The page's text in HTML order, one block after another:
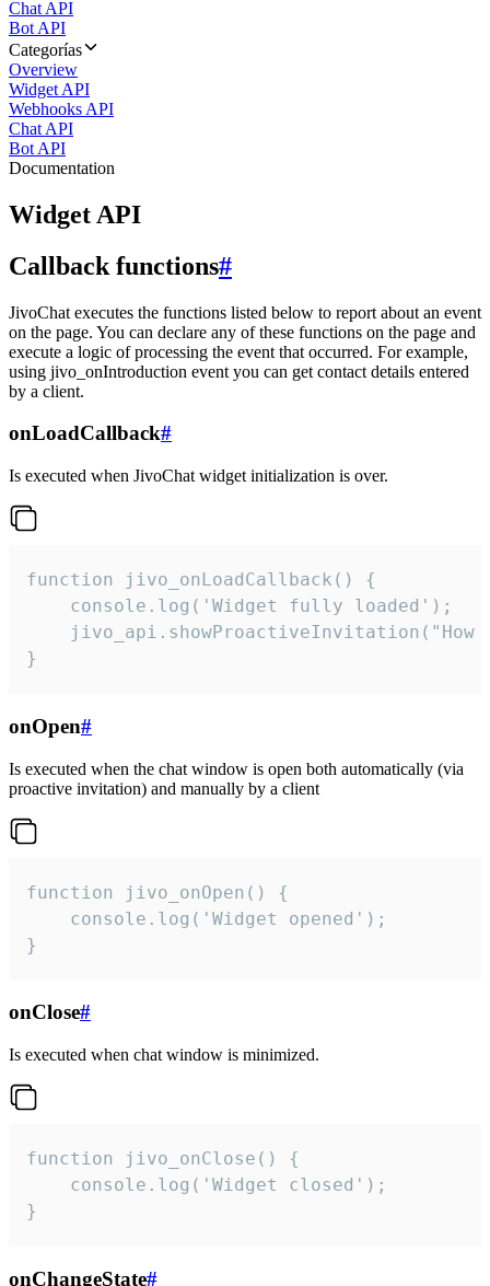
Chat API
Bot API
Categorías
Overview
Widget API
Webhooks API
Chat API
Bot API
Documentation
Widget API
Callback functions#
JivoChat executes the functions listed below to report about an event
on the page. You can declare any of these functions on the page and
execute a logic of processing the event that occurred. For example,
using jivo_onIntroduction event you can get contact details entered
by a client.
onLoadCallback#
Is executed when JivoChat widget initialization is over.
function jivo_onLoadCallback() {
    console.log('Widget fully loaded');
jivo_api.showProactiveInvitation("How
}
onOpen#
Is executed when the chat window is open both automatically (via
proactive invitation) and manually by a client
function jivo_onOpen() {
    console.log('Widget opened');
}
onClose#
Is executed when chat window is minimized.
function jivo_onClose() {
    console.log('Widget closed');
}
onChangeState#